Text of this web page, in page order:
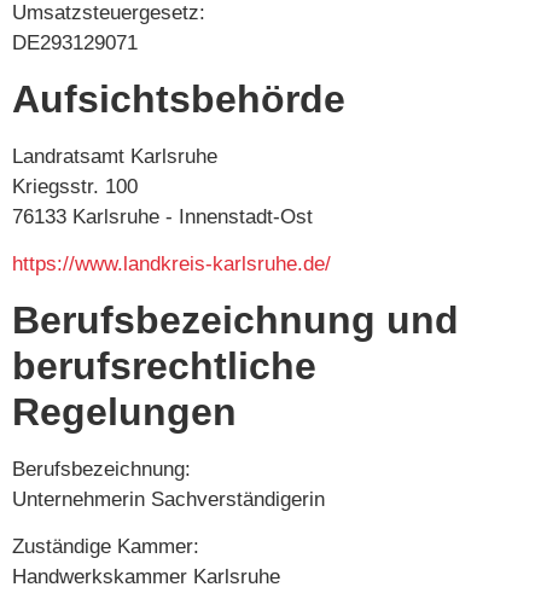
Umsatzsteuergesetz:
DE293129071
Aufsichtsbehörde
Landratsamt Karlsruhe
Kriegsstr. 100
76133 Karlsruhe - Innenstadt-Ost
https://www.landkreis-karlsruhe.de/
Berufsbezeichnung und
berufsrechtliche
Regelungen
Berufsbezeichnung:
Unternehmerin Sachverständigerin
Zuständige Kammer:
Handwerkskammer Karlsruhe